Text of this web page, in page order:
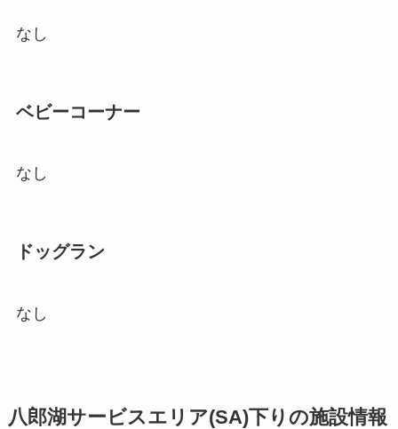
なし
ベビーコーナー
なし
ドッグラン
なし
八郎湖サービスエリア(SA)下りの施設情報